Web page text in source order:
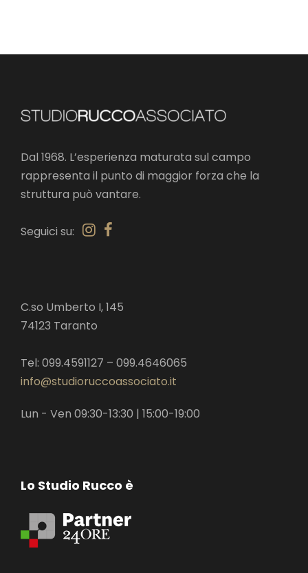
Dal 1968. L’esperienza maturata sul campo
rappresenta il punto di maggior forza che la
struttura può vantare.
Seguici su:
C.so Umberto I, 145
74123 Taranto
Tel: 099.4591127 – 099.4646065
info@studioruccoassociato.it
Lun - Ven 09:30-13:30 | 15:00-19:00
Lo Studio Rucco è